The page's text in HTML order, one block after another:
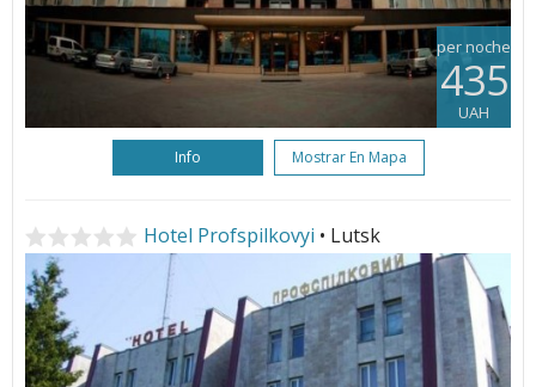
per noche
435
UAH
Info Mostrar En Mapa
Hotel Profspilkovyi • Lutsk